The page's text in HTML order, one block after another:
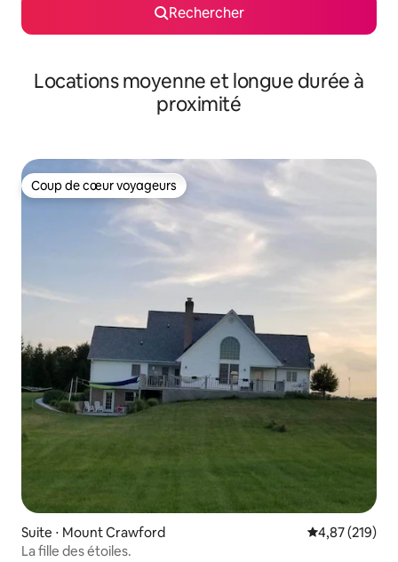
Rechercher
Locations moyenne et longue durée à
proximité
Coup de cœur voyageurs
Coup de cœur voyageurs
Suite ⋅ Mount Crawford Évaluation
4,87 (219)
La fille des étoiles.